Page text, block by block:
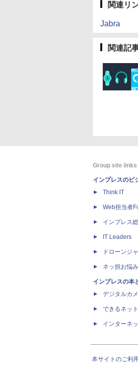
関連リ
Jabra
関連記
Group site links
インプレスのビ
Think IT
Web担当者
インプレス
IT Leaders
ドローンジ
ネッ担お悩
インプレスの本
デジタルカ
できるネット
インターネ
本サイトのご利